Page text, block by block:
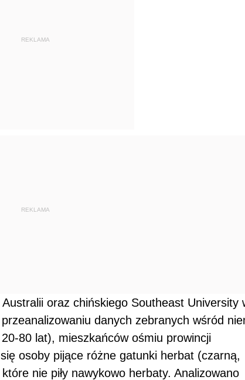
REKLAMA
REKLAMA
oraz chińskiego Southeast University
danych zebranych wśród
80 lat), mieszkańców ośmiu prowincji
osoby pijące różne gatunki herbat (czarną,
nie piły nawykowo herbaty. Analizowano